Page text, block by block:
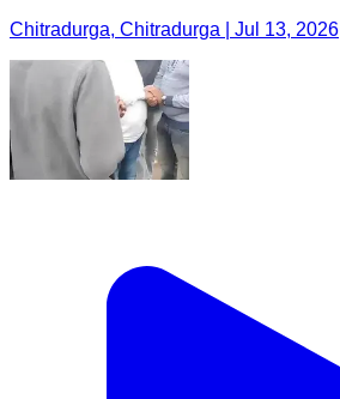
Chitradurga, Chitradurga | Jul 13, 2026